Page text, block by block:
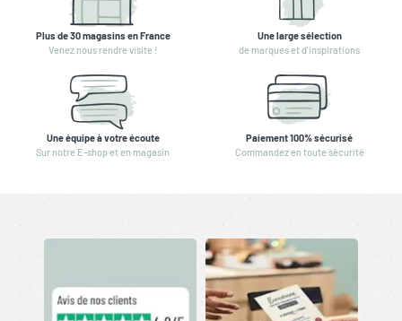
Plus de 30 magasins en France
Venez nous rendre visite !
Une large sélection
de marques et d'inspirations
Une équipe à votre écoute
Sur notre E-shop et en magasin
Paiement 100% sécurisé
Commandez en toute sécurité